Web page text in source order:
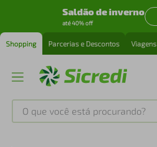
Saldão de inverno
até 40% off
Shopping Parcerias e Descontos Viagens
O que você está procurando?